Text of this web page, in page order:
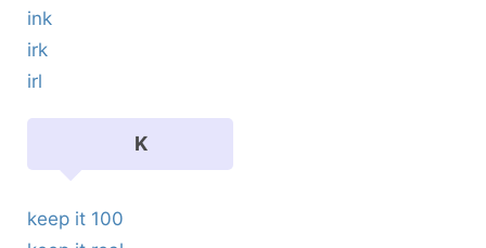
ink
irk
irl
K
keep it 100